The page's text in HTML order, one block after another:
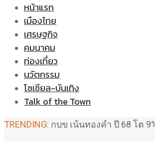
หน้าแรก
เมืองไทย
เศรษฐกิจ
คมนาคม
ท่องเที่ยว
นวัตกรรม
โซเชียล-บันเทิง
Talk of the Town
TRENDING: กบข เน้นทองคำ ปี 68 โต